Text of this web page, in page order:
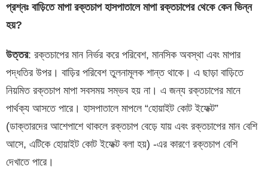
প্রশ্নঃ বাড়িতে মাপা রক্তচাপ হাসপাতালে মাপা রক্তচাপের থেকে কেন ভিন্ন
হয়?
উত্তর: রক্তচাপের মান নির্ভর করে পরিবেশ, মানসিক অবস্থা এবং মাপার
পদ্ধতির উপর। বাড়ির পরিবেশ তুলনামূলক শান্ত থাকে। এ ছাড়া বাড়িতে
নিয়মিত রক্তচাপ মাপা সবসময় সম্ভব হয় না। এ জন্য রক্তচাপের মানে
পার্থক্য আসতে পারে। হাসপাতালে মাপলে “হোয়াইট কোট ইফেক্ট”
(ডাক্তারদের আশেপাশে থাকলে রক্তচাপ বেড়ে যায় এবং রক্তচাপের মান বেশি
আসে, এটিকে হোয়াইট কোট ইফেক্ট বলা হয়) -এর কারণে রক্তচাপ বেশি
দেখাতে পারে।